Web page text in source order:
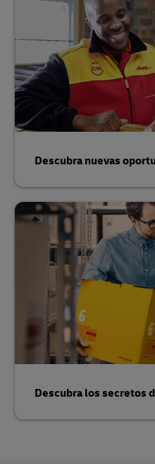
Descubra nuevas
Descubra los secretos